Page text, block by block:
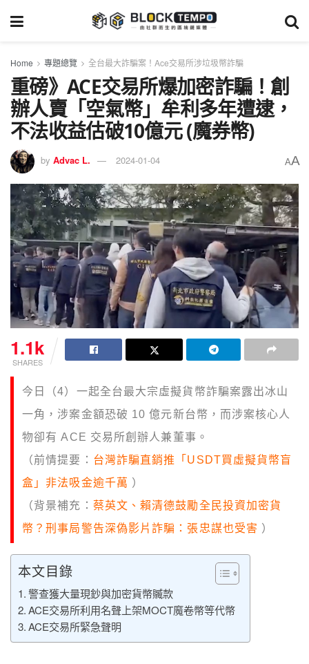
Home 專題總覽 全台最大詐騙案！Ace交易所涉垃圾幣詐騙
重磅》ACE交易所爆加密詐騙！創
辦人賣「空氣幣」牟利多年遭逮，
不法收益估破10億元 (魔券幣)
by Advac L. 2024-01-04 AA
1.1k
SHARES
今日（4）一起全台最大宗虛擬貨幣詐騙案露出冰山
一角，涉案金額恐破 10 億元新台幣，而涉案核心人
物卻有 ACE 交易所創辦人兼董事。
（前情提要： 台灣詐騙直銷推「USDT買虛擬貨幣盲
盒」非法吸金逾千萬 ）
（背景補充： 蔡英文、賴清德鼓勵全民投資加密貨
幣？刑事局警告深偽影片詐騙：張忠謀也受害 ）
本文目錄
警查獲大量現鈔與加密貨幣贓款
ACE交易所利用名聲上架MOCT魔卷幣等代幣
ACE交易所緊急聲明